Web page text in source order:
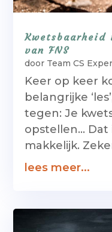
van FNS
door Team CS
Keer op keer
belangrijke
tegen: Je
opstellen… Dat
makkelijk.
lees meer...